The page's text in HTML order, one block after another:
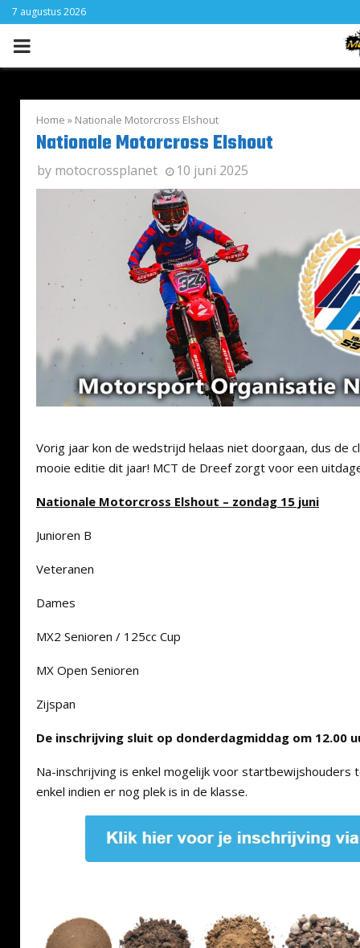
7 augustus 2026
PRIMARY
Home » Nationale Motorcross Elshout
Nationale Motorcross Elshout
by motocrossplanet 10 juni 2025
Vorig jaar kon de wedstrijd helaas niet doorgaan, dus de
mooie editie dit jaar! MCT de Dreef zorgt voor een
Nationale Motorcross Elshout – zondag 15 juni
Junioren B
Veteranen
Dames
MX2 Senioren / 125cc Cup
MX Open Senioren
Zijspan
De inschrijving sluit op donderdagmiddag om 12.00
Na-inschrijving is enkel mogelijk voor startbewijshouders
enkel indien er nog plek is in de klasse.